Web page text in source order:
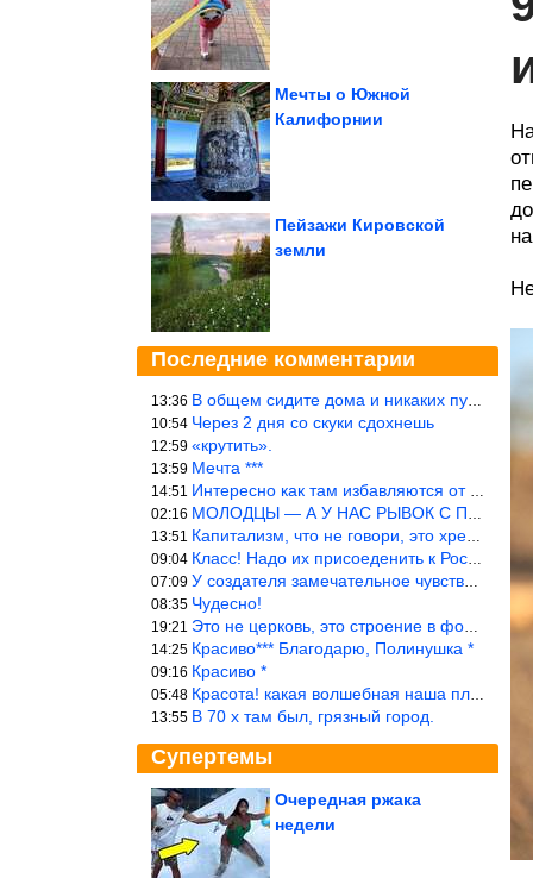
Мечты о Южной
Калифорнии
Пейзажи Кировской
земли
Последние комментарии
13:36 В общем сидите дома и никаких путешествий А самая грязная в от
10:54 Через 2 дня со скуки сдохнешь
12:59 «крутить».
13:59 Мечта ***
14:51 Интересно как там избавляются от физиологических и прочих отходо
02:16 МОЛОДЦЫ — А У НАС РЫВОК С ПРОРЫВОМ В ТРУБУ
13:51 Капитализм, что не говори, это хреново (((
09:04 Класс! Надо их присоеденить к России!
07:09 У создателя замечательное чувство юмора! ))
08:35 Чудесно!
19:21 Это не церковь, это строение в форме церкви.
14:25 Красиво*** Благодарю, Полинушка *
09:16 Красиво *
05:48 Красота! какая волшебная наша планета!… еще-бы, мы понимали это…
13:55 В 70 х там был, грязный город.
Супертемы
Душевные фотографии
Очередная ржака
недели